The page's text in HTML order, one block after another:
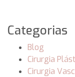
Categorias
Blog
Cirurgia
Cirurgia